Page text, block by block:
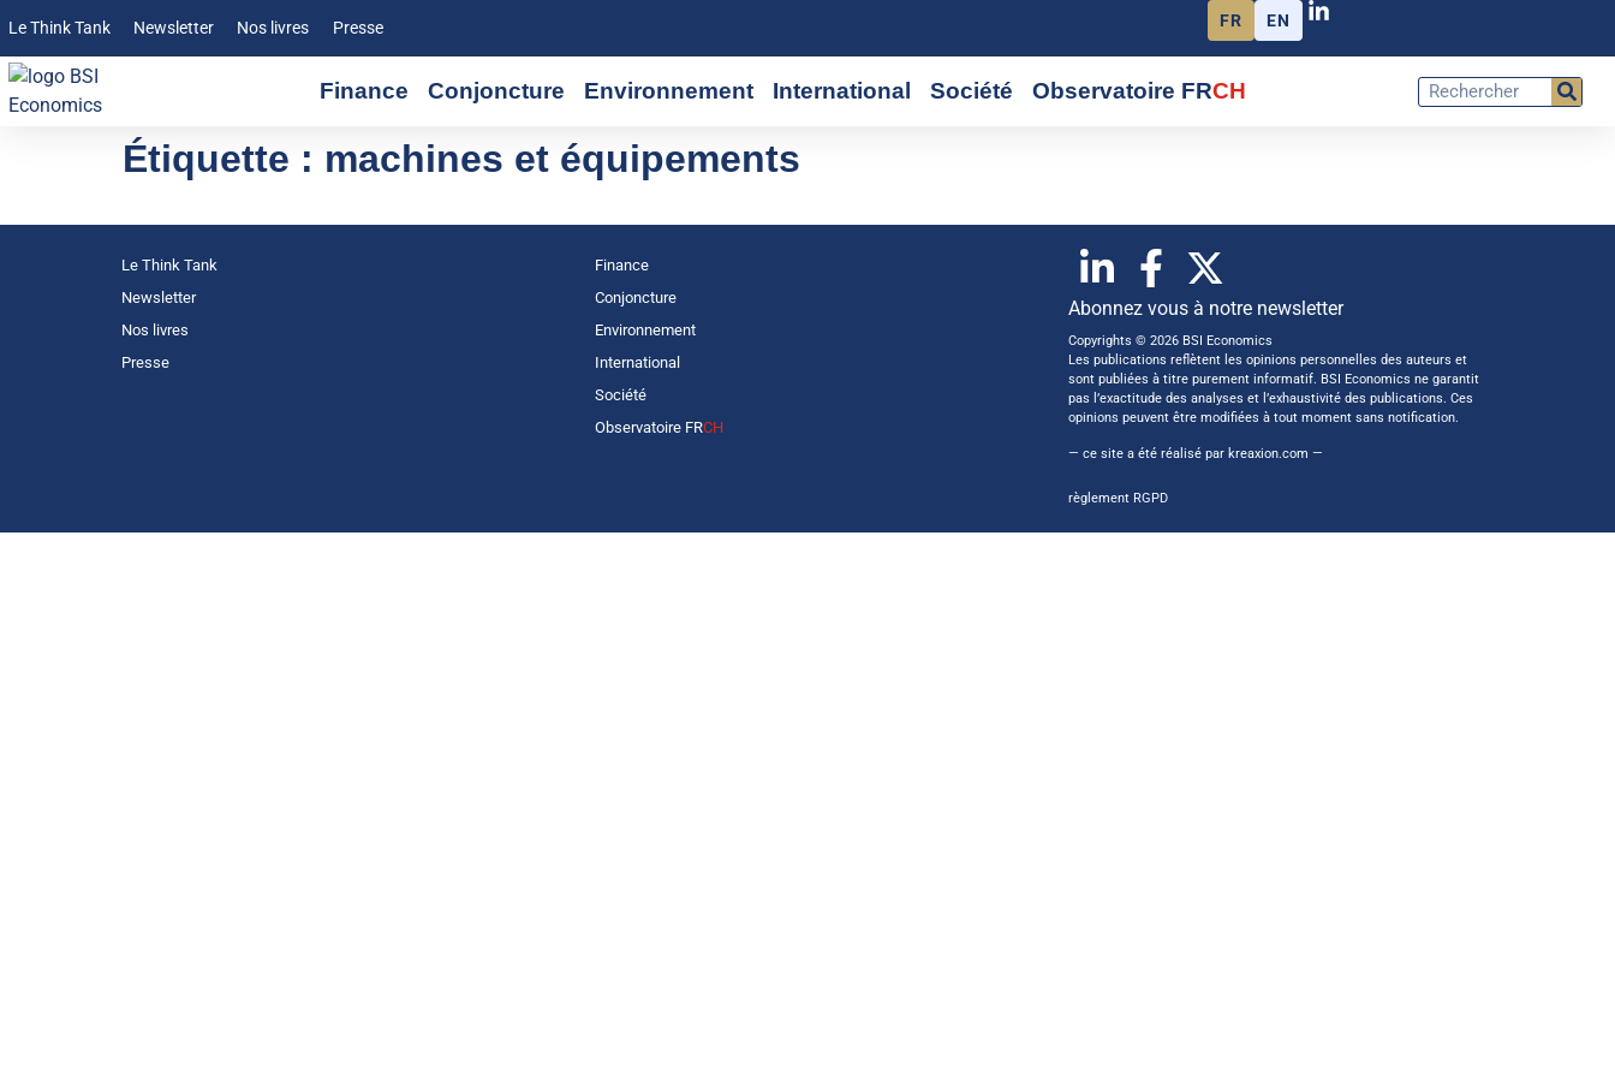
Le Think Tank Newsletter Nos livres Presse FR EN
Finance Conjoncture Environnement International Société Observatoire FRCH
Étiquette : machines et équipements
Le Think Tank
Newsletter
Nos livres
Presse
Finance
Conjoncture
Environnement
International
Société
Observatoire FRCH
Abonnez vous à notre newsletter
Copyrights © 2026 BSI Economics
Les publications reflètent les opinions personnelles des auteurs et
sont publiées à titre purement informatif. BSI Economics ne garantit
pas l’exactitude des analyses et l’exhaustivité des publications. Ces
opinions peuvent être modifiées à tout moment sans notification.
— ce site a été réalisé par kreaxion.com —
règlement RGPD